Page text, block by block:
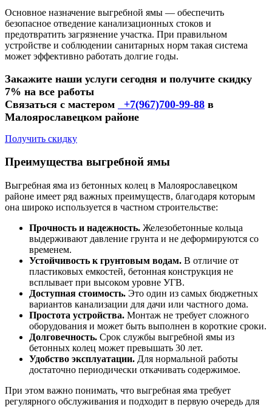
Основное назначение выгребной ямы — обеспечить
безопасное отведение канализационных стоков и
предотвратить загрязнение участка. При правильном
устройстве и соблюдении санитарных норм такая система
может эффективно работать долгие годы.
Закажите наши услуги сегодня и получите скидку
7% на все работы
Связаться с мастером
+7(967)700-99-88 в
Малоярославецком районе
Получить скидку
Преимущества выгребной ямы
Выгребная яма из бетонных колец в Малоярославецком
районе имеет ряд важных преимуществ, благодаря которым
она широко используется в частном строительстве:
Прочность и надежность. Железобетонные кольца
выдерживают давление грунта и не деформируются со
временем.
Устойчивость к грунтовым водам. В отличие от
пластиковых емкостей, бетонная конструкция не
всплывает при высоком уровне УГВ.
Доступная стоимость. Это один из самых бюджетных
вариантов канализации для дачи или частного дома.
Простота устройства. Монтаж не требует сложного
оборудования и может быть выполнен в короткие сроки.
Долговечность. Срок службы выгребной ямы из
бетонных колец может превышать 30 лет.
Удобство эксплуатации. Для нормальной работы
достаточно периодически откачивать содержимое.
При этом важно понимать, что выгребная яма требует
регулярного обслуживания и подходит в первую очередь для